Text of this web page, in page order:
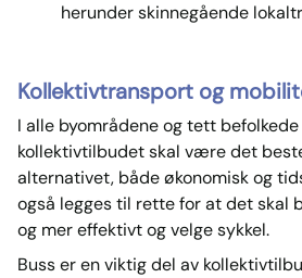
herunder skinnegående
Kollektivtransport og
I alle byområdene og tett
kollektivtilbudet skal være det
alternativet, både økonomisk og
også legges til rette for at det skal
og mer effektivt og velge sykkel.
Buss er en viktig del av